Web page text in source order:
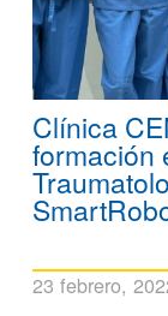
Clínica
formación
23 febrero,